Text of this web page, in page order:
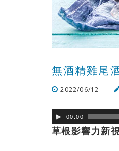
無酒精雞尾
2022/06/12
00:00
草根影響力新